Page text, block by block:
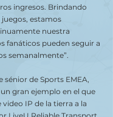
ingresos. Brindando
estamos
nuestra
fanáticos pueden seguir a
semanalmente”.
sénior de Sports EMEA,
un gran ejemplo en el que
IP de la tierra a la